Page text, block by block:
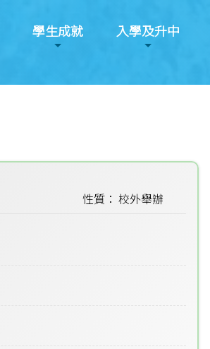
學生成就 入學及升中
性質： 校外舉辦